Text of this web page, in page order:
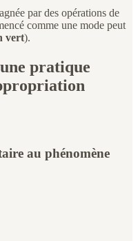
par des opérations de
comme une mode peut
vert).
pratique
au phénomène